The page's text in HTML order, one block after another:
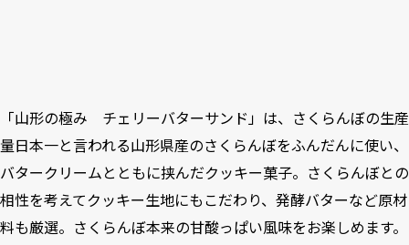
「山形の極み チェリーバターサンド」は、さくらんぼの生産
量日本一と言われる山形県産のさくらんぼをふんだんに使い、
バタークリームとともに挟んだクッキー菓子。さくらんぼとの
相性を考えてクッキー生地にもこだわり、発酵バターなど原材
料も厳選。さくらんぼ本来の甘酸っぱい風味をお楽しめます。